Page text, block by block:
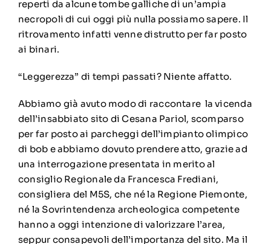
reperti da alcune tombe galliche di un’ampia
necropoli di cui oggi più nulla possiamo sapere. Il
ritrovamento infatti venne distrutto per far posto
ai binari.
“Leggerezza” di tempi passati? Niente affatto.
Abbiamo già avuto modo di raccontare la vicenda
dell’insabbiato sito di Cesana Pariol, scomparso
per far posto ai parcheggi dell’impianto olimpico
di bob e abbiamo dovuto prendere atto, grazie ad
una interrogazione presentata in merito al
consiglio Regionale da Francesca Frediani,
consigliera del M5S, che né la Regione Piemonte,
né la Sovrintendenza archeologica competente
hanno a oggi intenzione di valorizzare l’area,
seppur consapevoli dell’importanza del sito. Ma il